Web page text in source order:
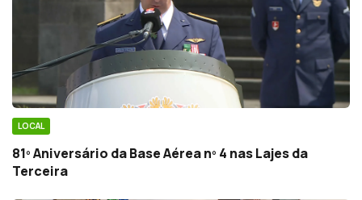
LOCAL
81º Aniversário da Base Aérea nº 4 nas Lajes da
Terceira